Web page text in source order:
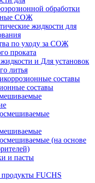
обработки
СОЖ
жидкости для
по уходу за СОЖ
проката
и Для установок
литья
составы
составы
(на основе
и пасты
FUCHS